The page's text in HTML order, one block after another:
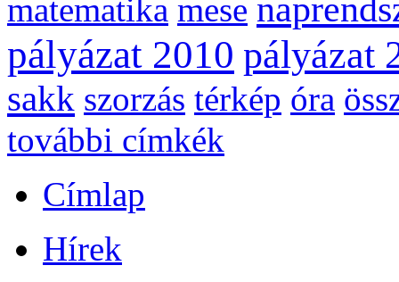
matematika mese
pályázat 2010 pályázat
sakk szorzás térkép óra
további címkék
Címlap
Hírek